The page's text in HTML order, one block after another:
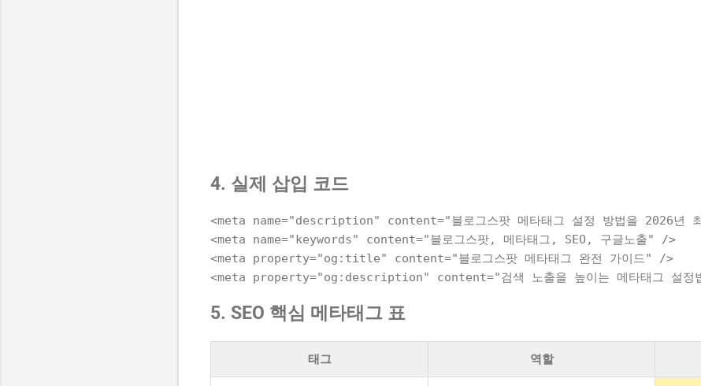
4. 실제 삽입 코드
<meta name="description" content="블로그스팟 메타태그 설정 방법을 2026년
<meta name="keywords" content="블로그스팟, 메타태그, SEO, 구글노출" />
<meta property="og:title" content="블로그스팟 메타태그 완전 가이드" />
5. SEO 핵심 메타태그 표
태그 역할